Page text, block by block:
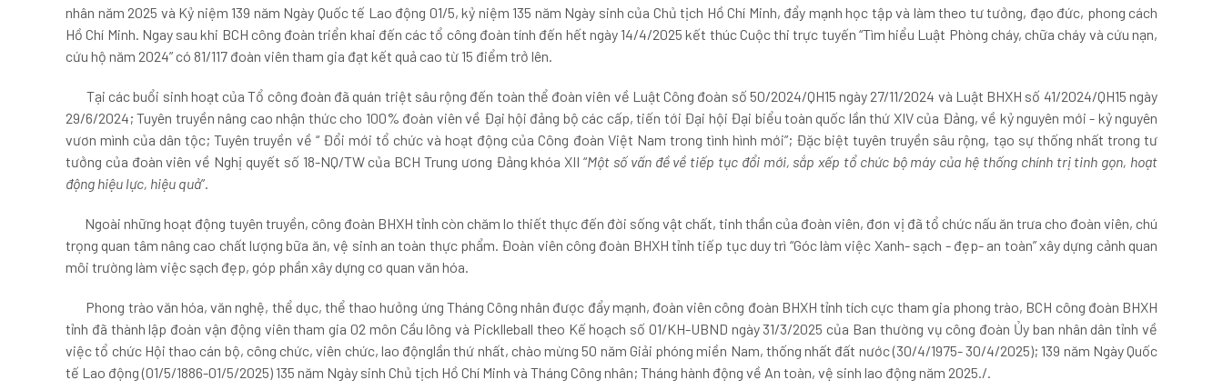
nhân năm 2025 và Kỷ niệm 139 năm Ngày Quốc tế Lao động 01/5, kỷ niệm 135 năm Ngày sinh của Chủ tịch Hồ Chí Minh, đẩy mạnh học tập và làm theo tư tưởng, đạo đức, phong cách
Hồ Chí Minh. Ngay sau khi BCH công đoàn triển khai đến các tổ công đoàn tính đến hết ngày 14/4/2025 kết thúc Cuộc thi trực tuyến “Tìm hiểu Luật Phòng cháy, chữa cháy và cứu nạn,
cứu hộ năm 2024” có 81/117 đoàn viên tham gia đạt kết quả cao từ 15 điểm trở lên.
Tại các buổi sinh hoạt của Tổ công đoàn đã quán triệt sâu rộng đến toàn thể đoàn viên về Luật Công đoàn số 50/2024/QH15 ngày 27/11/2024 và Luật BHXH số 41/2024/QH15 ngày
29/6/2024; Tuyên truyền nâng cao nhận thức cho 100% đoàn viên về Đại hội đảng bộ các cấp, tiến tới Đại hội Đại biểu toàn quốc lần thứ XIV của Đảng, về kỷ nguyên mới - kỷ nguyên
vươn mình của dân tộc; Tuyên truyền về “ Đổi mới tổ chức và hoạt động của Công đoàn Việt Nam trong tình hình mới”; Đặc biệt tuyên truyền sâu rộng, tạo sự thống nhất trong tư
tưởng của đoàn viên về Nghị quyết số 18-NQ/TW của BCH Trung ương Đảng khóa XII “Một số vấn đề về tiếp tục đổi mới, sắp xếp tổ chức bộ máy của hệ thống chính trị tinh gọn, hoạt
động hiệu lực, hiệu quả”.
Ngoài những hoạt động tuyên truyền, công đoàn BHXH tỉnh còn chăm lo thiết thực đến đời sống vật chất, tinh thần của đoàn viên, đơn vị đã tổ chức nấu ăn trưa cho đoàn viên, chú
trọng quan tâm nâng cao chất lượng bữa ăn, vệ sinh an toàn thực phẩm. Đoàn viên công đoàn BHXH tỉnh tiếp tục duy trì “Góc làm việc Xanh- sạch - đẹp- an toàn” xây dựng cảnh quan
môi trường làm việc sạch đẹp, góp phần xây dựng cơ quan văn hóa.
Phong trào văn hóa, văn nghệ, thể dục, thể thao hưởng ứng Tháng Công nhân được đẩy mạnh, đoàn viên công đoàn BHXH tỉnh tích cực tham gia phong trào, BCH công đoàn BHXH
tỉnh đã thành lập đoàn vận động viên tham gia 02 môn Cầu lông và Picklleball theo Kế hoạch số 01/KH-UBND ngày 31/3/2025 của Ban thường vụ công đoàn Ủy ban nhân dân tỉnh về
việc tổ chức Hội thao cán bộ, công chức, viên chức, lao độnglần thứ nhất, chào mừng 50 năm Giải phóng miền Nam, thống nhất đất nước (30/4/1975- 30/4/2025); 139 năm Ngày Quốc
tế Lao động (01/5/1886-01/5/2025) 135 năm Ngày sinh Chủ tịch Hồ Chí Minh và Tháng Công nhân; Tháng hành động về An toàn, vệ sinh lao động năm 2025./.